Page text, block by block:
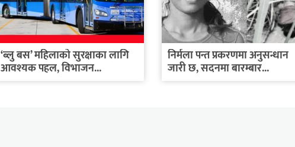
‘ब्लु बस’ महिलाको सुरक्षाका लागि
आवश्यक पहल, विभाजन...
निर्मला पन्त प्रकरणमा अनुसन्धान
जारी छ, सदनमा बारम्बार...